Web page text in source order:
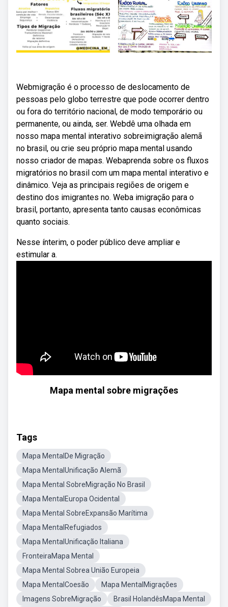
Webmigração é o processo de deslocamento de
pessoas pelo globo terrestre que pode ocorrer dentro
ou fora do território nacional, de modo temporário ou
permanente, ou ainda, ser. Webdê uma olhada em
nosso mapa mental interativo sobreimigração alemã
no brasil, ou crie seu próprio mapa mental usando
nosso criador de mapas. Webaprenda sobre os fluxos
migratórios no brasil com um mapa mental interativo e
dinâmico. Veja as principais regiões de origem e
destino dos imigrantes no. Weba imigração para o
brasil, portanto, apresenta tanto causas econômicas
quanto sociais.
Nesse ínterim, o poder público deve ampliar e
estimular a.
Mapa mental sobre migrações
Tags
Mapa MentalDe Migração
Mapa MentalUnificação Alemã
Mapa Mental SobreMigração No Brasil
Mapa MentalEuropa Ocidental
Mapa Mental SobreExpansão Marítima
Mapa MentalRefugiados
Mapa MentalUnificação Italiana
FronteiraMapa Mental
Mapa Mental Sobrea União Europeia
Mapa MentalCoesão
Mapa MentalMigrações
Imagens SobreMigração
Brasil HolandêsMapa Mental